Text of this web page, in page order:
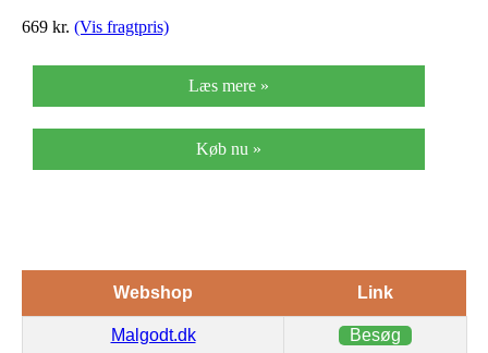
669 kr. (Vis fragtpris)
Læs mere »
Køb nu »
Webshop Link
Malgodt.dk Besøg